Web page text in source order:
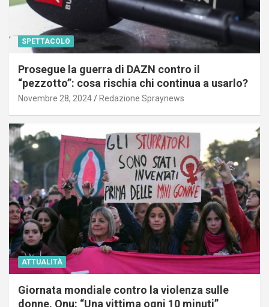
SPETTACOLO
Prosegue la guerra di DAZN contro il
“pezzotto”: cosa rischia chi continua a usarlo?
Novembre 28, 2024 Redazione Spraynews
ATTUALITÀ
Giornata mondiale contro la violenza sulle
donne, Onu: “Una vittima ogni 10 minuti”